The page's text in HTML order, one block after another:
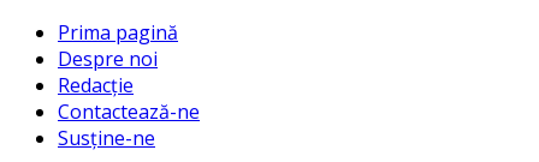
Prima pagină
Despre noi
Redacție
Contactează-ne
Susține-ne